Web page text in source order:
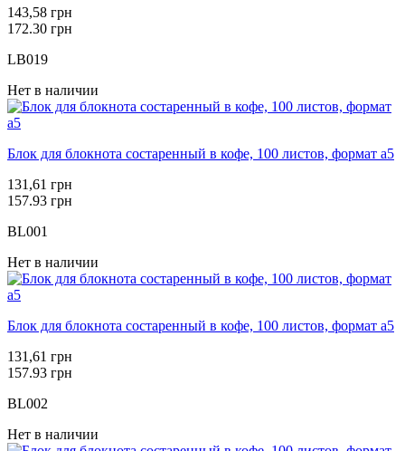
143,58 грн
172.30 грн
LB019
Нет в наличии
Блок для блокнота состаренный в кофе, 100 листов, формат а5
131,61 грн
157.93 грн
BL001
Нет в наличии
Блок для блокнота состаренный в кофе, 100 листов, формат а5
131,61 грн
157.93 грн
BL002
Нет в наличии